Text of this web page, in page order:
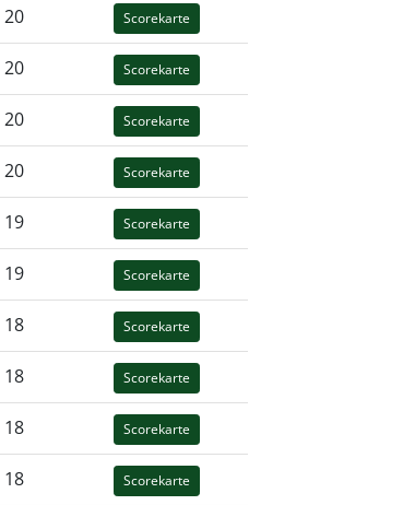
20 Scorekarte
20 Scorekarte
20 Scorekarte
20 Scorekarte
19 Scorekarte
19 Scorekarte
18 Scorekarte
18 Scorekarte
18 Scorekarte
18 Scorekarte